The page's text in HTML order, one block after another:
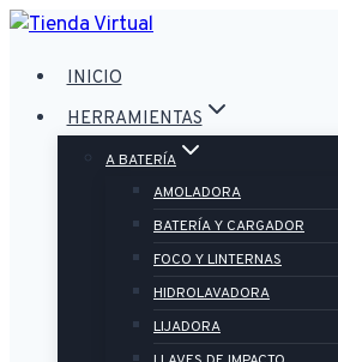
Saltar
contenido
INICIO
HERRAMIENTAS
A BATERÍA
AMOLADORA
BATERÍA Y CARGADOR
FOCO Y LINTERNAS
HIDROLAVADORA
LIJADORA